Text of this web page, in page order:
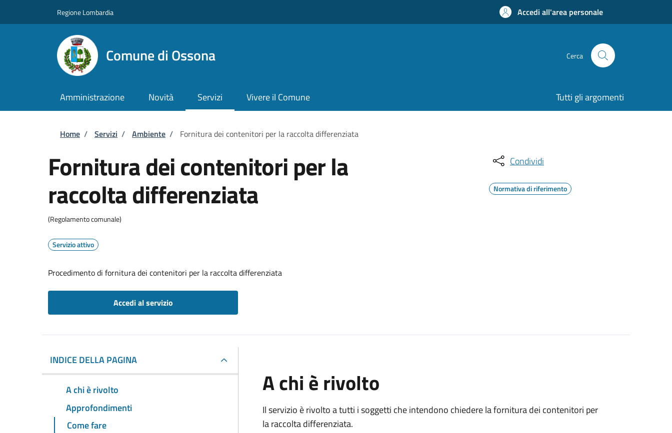
Regione Lombardia Accedi all'area personale
Comune di Ossona Cerca
Amministrazione Novità Servizi Vivere il Comune Tutti gli argomenti
Briciole di pane
Home / Servizi / Ambiente / Fornitura dei contenitori per la raccolta differenziata
Fornitura dei contenitori per la
raccolta differenziata
(Regolamento comunale)
Servizio attivo
Procedimento di fornitura dei contenitori per la raccolta differenziata
Accedi al servizio
Condividi
Normativa di riferimento
INDICE DELLA PAGINA
A chi è rivolto
Approfondimenti
Come fare
A chi è rivolto
Il servizio è rivolto a tutti i soggetti che intendono chiedere la fornitura dei contenitori per
la raccolta differenziata.